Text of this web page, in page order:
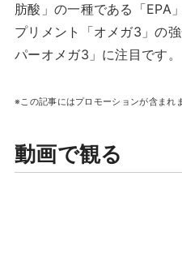
肪酸」の一種である「EPA
プリメント「オメガ3」の
パーオメガ3」に注目です。
※この記事にはプロモーションが含まれ
動画で観る